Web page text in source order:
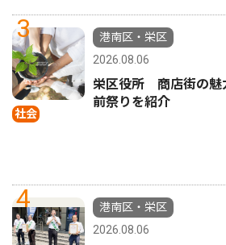
3
社会
港南区・栄区
2026.08.06
栄区役所 商店街の
前祭りを紹介
4
港南区・栄区
2026.08.06